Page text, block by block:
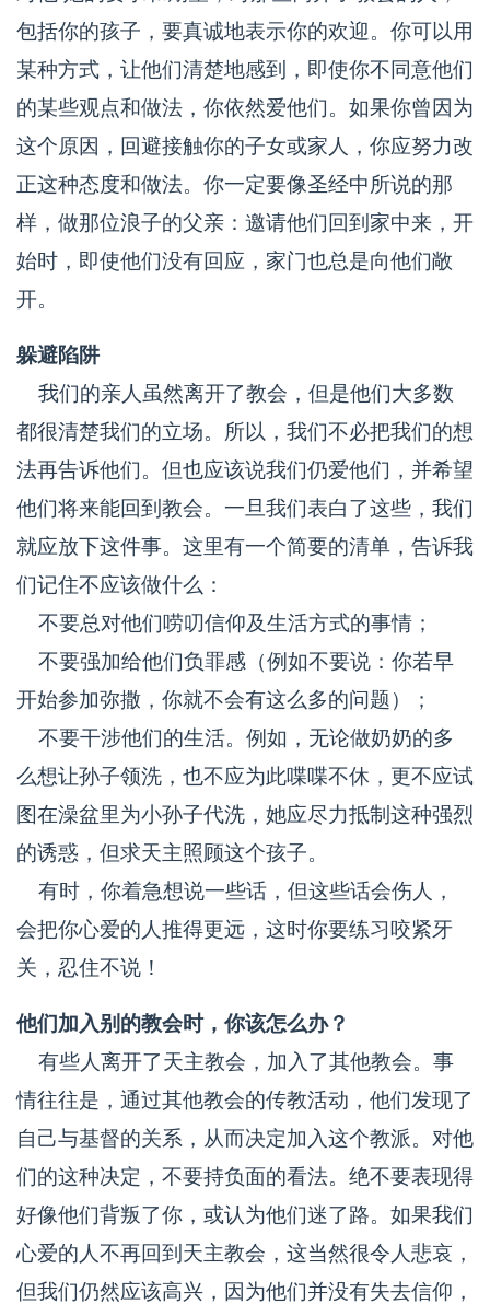
包括你的孩子，要真诚地表示你的欢迎。你可以用
某种方式，让他们清楚地感到，即使你不同意他们
的某些观点和做法，你依然爱他们。如果你曾因为
这个原因，回避接触你的子女或家人，你应努力改
正这种态度和做法。你一定要像圣经中所说的那
样，做那位浪子的父亲：邀请他们回到家中来，开
始时，即使他们没有回应，家门也总是向他们敞
开。
躲避陷阱
我们的亲人虽然离开了教会，但是他们大多数
都很清楚我们的立场。所以，我们不必把我们的想
法再告诉他们。但也应该说我们仍爱他们，并希望
他们将来能回到教会。一旦我们表白了这些，我们
就应放下这件事。这里有一个简要的清单，告诉我
们记住不应该做什么：
不要总对他们唠叨信仰及生活方式的事情；
不要强加给他们负罪感（例如不要说：你若早
开始参加弥撒，你就不会有这么多的问题）；
不要干涉他们的生活。例如，无论做奶奶的多
么想让孙子领洗，也不应为此喋喋不休，更不应试
图在澡盆里为小孙子代洗，她应尽力抵制这种强烈
的诱惑，但求天主照顾这个孩子。
有时，你着急想说一些话，但这些话会伤人，
会把你心爱的人推得更远，这时你要练习咬紧牙
关，忍住不说！
他们加入别的教会时，你该怎么办？
有些人离开了天主教会，加入了其他教会。事
情往往是，通过其他教会的传教活动，他们发现了
自己与基督的关系，从而决定加入这个教派。对他
们的这种决定，不要持负面的看法。绝不要表现得
好像他们背叛了你，或认为他们迷了路。如果我们
心爱的人不再回到天主教会，这当然很令人悲哀，
但我们仍然应该高兴，因为他们并没有失去信仰，